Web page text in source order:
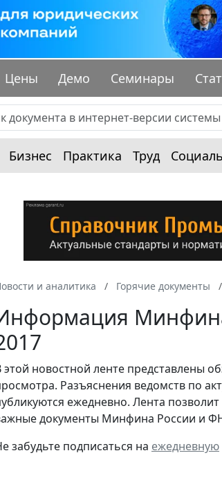
Цены Демо Семинары
Бизнес Практика Труд
и аналитика Горячие документы
этой новостной ленте представлены
Разъяснения ведомств по
ежедневно. Лента
документы Минфина России и
забудьте подписаться на ежедневную